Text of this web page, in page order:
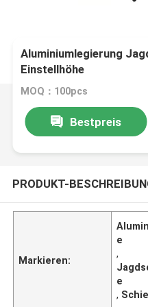
Aluminiumlegierung
Einstellhöhe
MOQ：100pcs
Bestpreis
PRODUKT-
Markieren:
e
,
e
,